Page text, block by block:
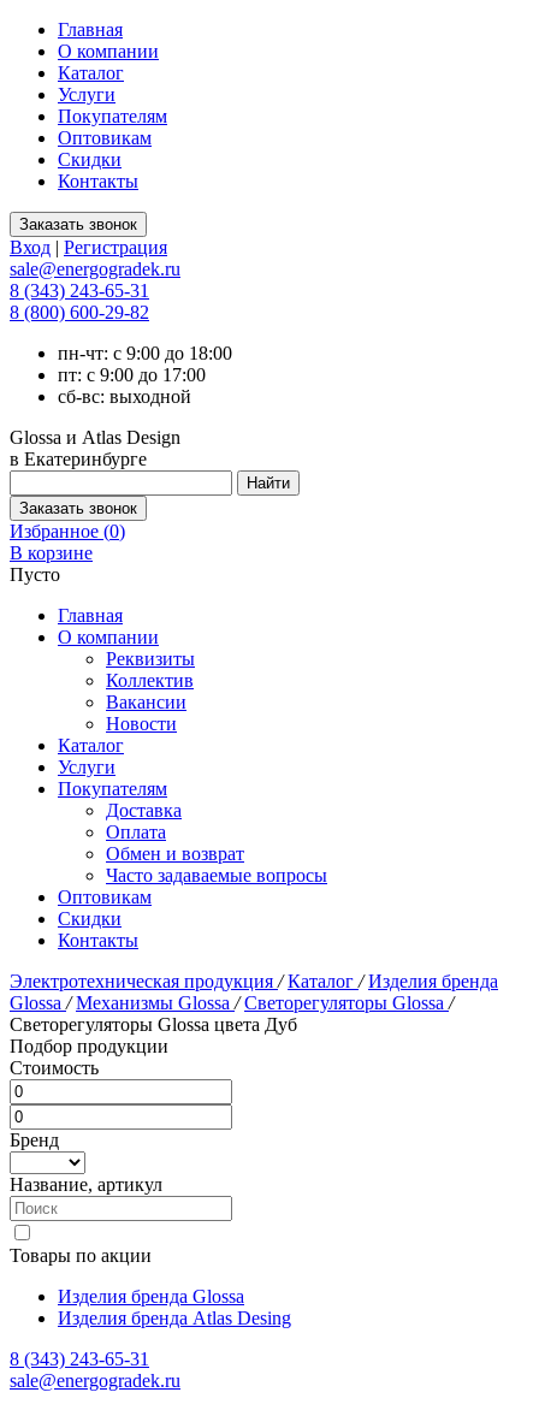
Главная
О компании
Каталог
Услуги
Покупателям
Оптовикам
Скидки
Контакты
Вход | Регистрация
sale@energogradek.ru
8 (343) 243-65-31
8 (800) 600-29-82
пн-чт: с 9:00 до 18:00
пт: с 9:00 до 17:00
сб-вс: выходной
Glossa и Atlas Design
в Екатеринбурге
Избранное (0)
В корзине
Пусто
Главная
О компании
Реквизиты
Коллектив
Вакансии
Новости
Каталог
Услуги
Покупателям
Доставка
Оплата
Обмен и возврат
Часто задаваемые вопросы
Оптовикам
Скидки
Контакты
Электротехническая продукция / Каталог / Изделия бренда
Glossa / Механизмы Glossa / Светорегуляторы Glossa /
Светорегуляторы Glossa цвета Дуб
Подбор продукции
Стоимость
Бренд
Название, артикул
Товары по акции
Изделия бренда Glossa
Изделия бренда Atlas Desing
8 (343) 243-65-31
sale@energogradek.ru